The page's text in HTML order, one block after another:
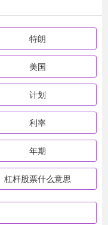
特朗
美国
计划
利率
年期
杠杆股票什么意思